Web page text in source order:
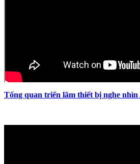
Tổng quan triển lãm thiết bị nghe nhìn